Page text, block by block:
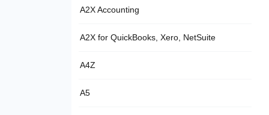
A2X Accounting
A2X for QuickBooks, Xero, NetSuite
A4Z
A5